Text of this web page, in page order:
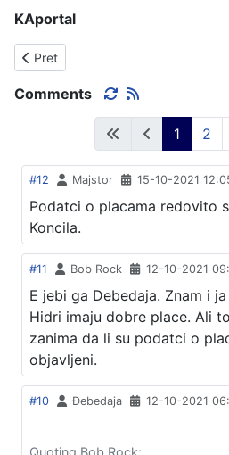
KAportal
Prethodni članak: HDZ ODRADIO
Pret
Comments
1 2
#12 Majstor 15-10-2021
Podatci o placama redovito
Koncila.
#11 Bob Rock 12-10-2021
E jebi ga Debedaja. Znam i
Hidri imaju dobre place. Ali
zanima da li su podatci o
objavljeni.
#10 Đebedaja 12-10-2021
Quoting Bob Rock: